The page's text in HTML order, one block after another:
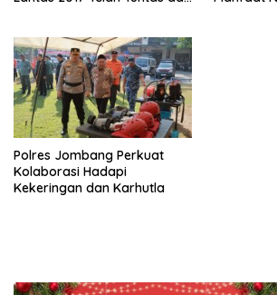
Polres Jombang Perkuat
Kolaborasi Hadapi
Kekeringan dan Karhutla